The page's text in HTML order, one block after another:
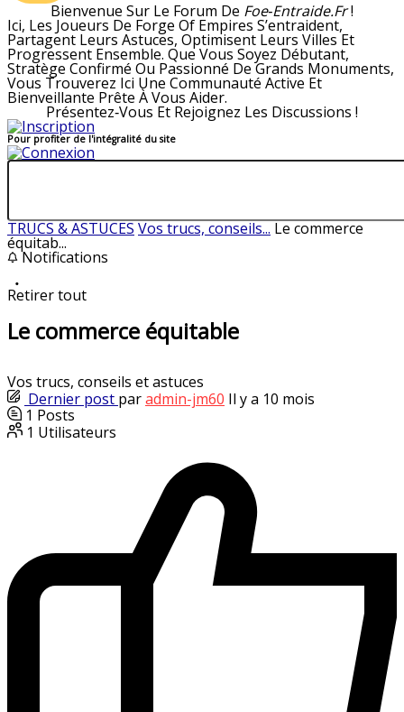
Bienvenue Sur Le Forum De Foe‑entraide.fr!
Ici, Les Joueurs De Forge Of Empires S’entraident,
Partagent Leurs Astuces, Optimisent Leurs Villes Et
Progressent Ensemble. Que Vous Soyez Débutant,
Stratège Confirmé Ou Passionné De Grands Monuments,
Vous Trouverez Ici Une Communauté Active Et
Bienveillante Prête À Vous Aider.
Présentez‑vous Et Rejoignez Les Discussions !
Pour profiter de l'intégralité du site
TRUCS & ASTUCES Vos trucs, conseils... Le commerce
équitab...
Notifications
Retirer tout
Le commerce équitable
Vos trucs, conseils et astuces
Dernier post paradmin-jm60 Il y a 10 mois
1 Posts
1 Utilisateurs